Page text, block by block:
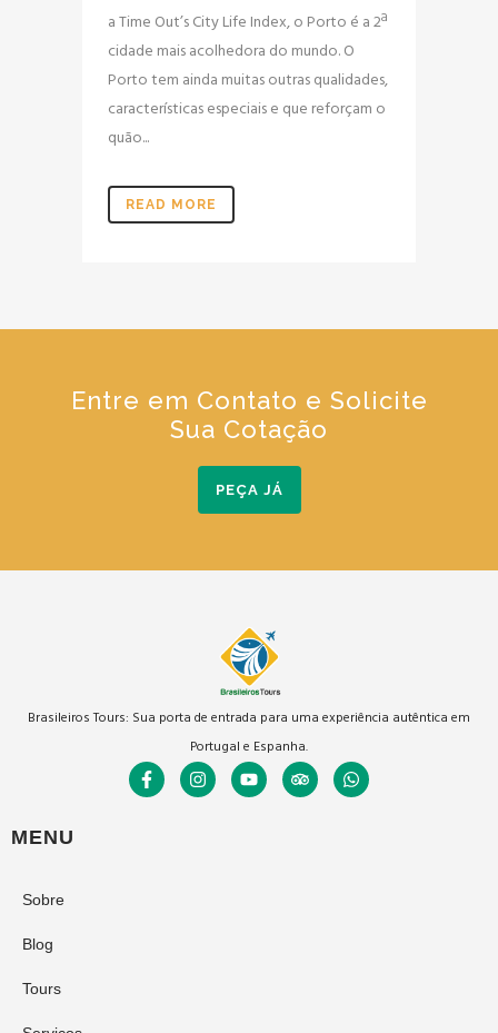
a Time Out’s City Life Index, o Porto é a 2ª
cidade mais acolhedora do mundo. O
Porto tem ainda muitas outras qualidades,
características especiais e que reforçam o
quão...
READ MORE
Entre em Contato e Solicite
Sua Cotação
PEÇA JÁ
Brasileiros Tours: Sua porta de entrada para uma experiência autêntica em
Portugal e Espanha.
MENU
Sobre
Blog
Tours